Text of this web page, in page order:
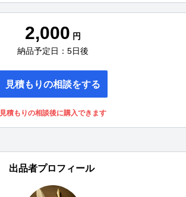
2,000 円
納品予定日：5日後
見積もりの相談をする
見積もりの相談後に購入できます
出品者プロフィール